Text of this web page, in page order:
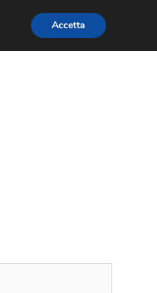
Accetta